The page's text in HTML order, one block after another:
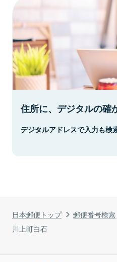
日本郵便トップ 郵便番号検索
川上町白石
住所に、デジタルの確
デジタルアドレスで入力も検